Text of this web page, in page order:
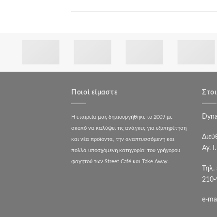
Ποιοί είμαστε
Η εταιρεία μας δημιουργήθηκε το 2009 με
σκοπό να καλύψει τις ανάγκες για εξυπηρέτηση
και νέα προϊόντα, την αναπτυσσόμενη και
πολλά υποσχόμενη κατηγορία: του γρήγορου
φαγητού των Street Café και Take Away.
Αγ.
Τηλ.
e-